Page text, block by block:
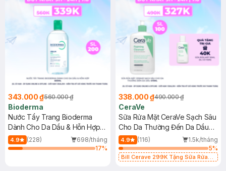
343.000 ₫560.000 ₫
Bioderma
Nước Tẩy Trang Bioderma
Dành Cho Da Dầu & Hỗn Hợp
500ml
4.9 (228)
698/tháng
17%
338.000 ₫490.000 ₫
CeraVe
Sữa Rửa Mặt CeraVe Sạch Sâu
Cho Da Thường Đến Da Dầu
473ml
4.9 (116)
1.5k/tháng
5%
Bill Cerave 299K Tặng Sữa Rửa